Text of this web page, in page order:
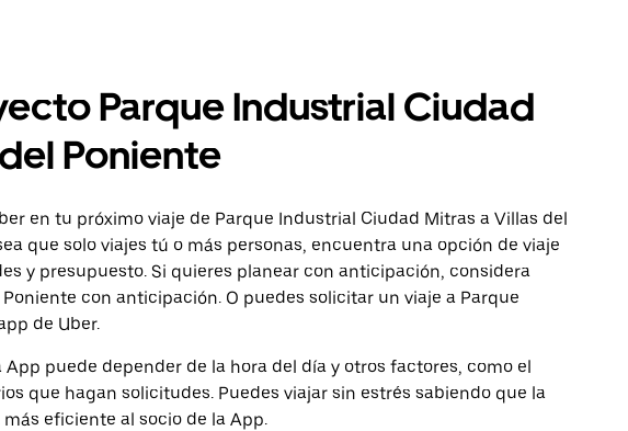
Parque Industrial Ciudad
Poniente
en tu próximo viaje de Parque Industrial Ciudad Mitras a Villas del
que solo viajes tú o más personas, encuentra una opción de viaje
y presupuesto. Si quieres planear con anticipación, considera
con anticipación. O puedes solicitar un viaje a Parque
de Uber.
puede depender de la hora del día y otros factores, como el
que hagan solicitudes. Puedes viajar sin estrés sabiendo que la
eficiente al socio de la App.